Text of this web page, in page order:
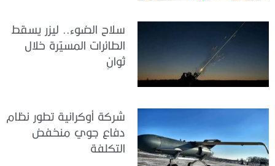
سلاح الضوء.. ليزر يسقط
الطائرات المسيّرة خلال
ثوانٍ
شركة أوكرانية تطور نظام
دفاع جوي منخفض
التكلفة